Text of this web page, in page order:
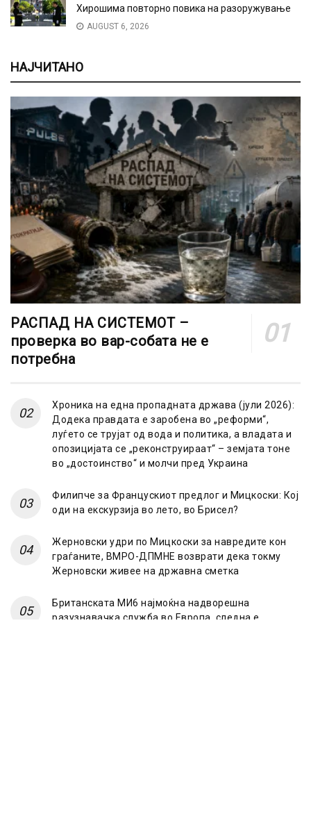
Хирошима повторно повика на разоружување
AUGUST 6, 2026
НАЈЧИТАНО
РАСПАД НА СИСТЕМОТ –
проверка во вар-собата не е
потребна
Хроника на една пропадната држава (јули 2026):
Додека правдата е заробена во „реформи“,
луѓето се трујат од вода и политика, а владата и
опозицијата се „реконструираат“ – земјата тоне
во „достоинство“ и молчи пред Украина
Филипче за Францускиот предлог и Мицкоски: Кој
оди на екскурзија во лето, во Брисел?
Жерновски удри по Мицкоски за навредите кон
граѓаните, ВМРО-ДПМНЕ возврати дека токму
Жерновски живее на државна сметка
Британската МИ6 најмоќна надворешна
разузнавачка служба во Европа, следна е